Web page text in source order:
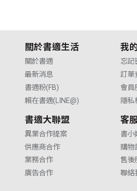
關於書適生活
關於書適
最新消息
書適粉(FB)
賴在書適(LINE@)
我
忘記
訂單
會員
隱私
書適大聯盟
異業合作提案
供應商合作
業務合作
廣告合作
客
書小
購物
售後
聯絡